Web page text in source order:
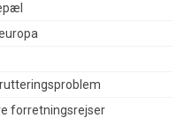
forretningsrejser